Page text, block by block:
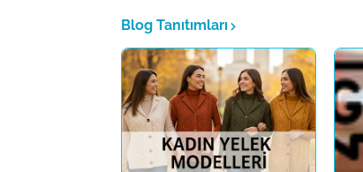
Blog Tanıtımları